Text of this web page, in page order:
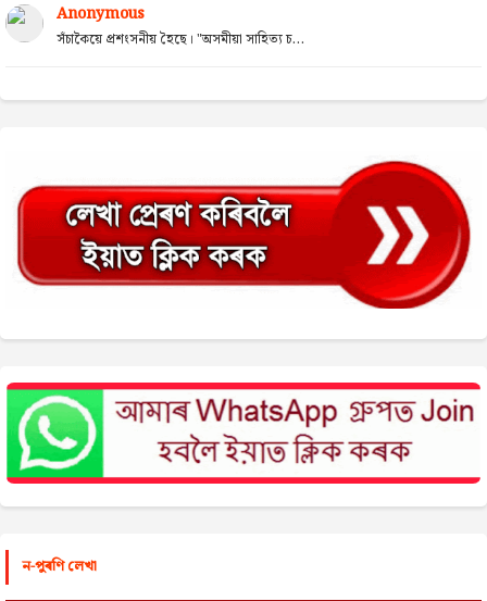
Anonymous
সঁচাকৈয়ে প্ৰশংসনীয় হৈছে। "অসমীয়া সাহিত্য চ...
ন-পুৰণি লেখা